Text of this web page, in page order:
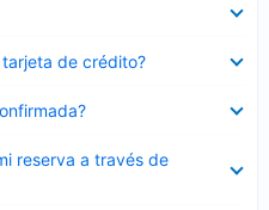
de crédito?
reserva a través de